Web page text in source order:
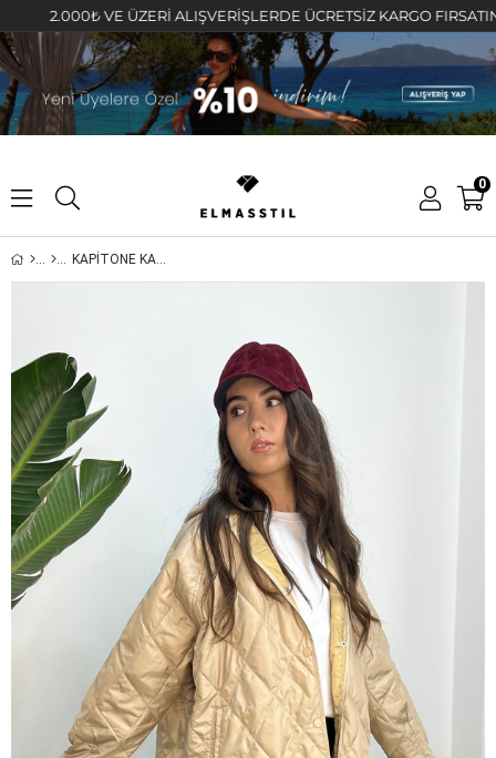
2.000₺ VE ÜZERİ ALIŞVERİŞLERDE ÜCRETSİZ KARGO FIRSATINI
0
KAPİTONE KAPÜŞONLU MONT